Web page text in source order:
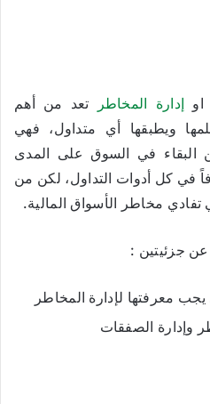
إدارة المخاطر
تعد من أهم
ويطبقها أي متداول، فهي
البقاء في السوق على المدى
في كل أدوات التداول، لكن من
مخاطر الأسواق المالية.
جزئيتين :
معرفتها لإدارة المخاطر
وإدارة الصفقات